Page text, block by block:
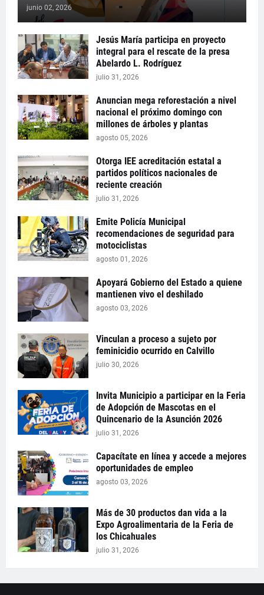
junio 02, 2026
Jesús María participa en proyecto
integral para el rescate de la presa
Abelardo L. Rodríguez
julio 31, 2026
Anuncian mega reforestación a nivel
nacional el próximo domingo con
millones de árboles y plantas
agosto 05, 2026
Otorga IEE acreditación estatal a
partidos políticos nacionales de
reciente creación
julio 31, 2026
Emite Policía Municipal
recomendaciones de seguridad para
motociclistas
agosto 01, 2026
Apoyará Gobierno del Estado a quiene
mantienen vivo el deshilado
agosto 03, 2026
Vinculan a proceso a sujeto por
feminicidio ocurrido en Calvillo
julio 30, 2026
Invita Municipio a participar en la Feria
de Adopción de Mascotas en el
Quincenario de la Asunción 2026
julio 31, 2026
Capacítate en línea y accede a mejores
oportunidades de empleo
agosto 03, 2026
Más de 30 productos dan vida a la
Expo Agroalimentaria de la Feria de
los Chicahuales
julio 31, 2026